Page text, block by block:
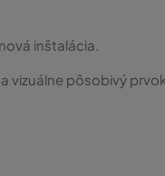
inštalácia.
vizuálne pôsobivý